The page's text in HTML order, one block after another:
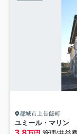
都城市上長飯町
ユミール・マリン